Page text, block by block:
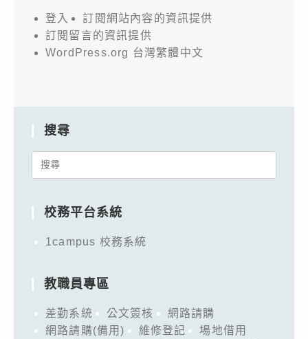
登入
訂閱網站內容的資訊提供
訂閱留言的資訊提供
WordPress.org 台灣繁體中文
搜尋
Search
校務平台系統
1campus 校務系統
教職員專區
差勤系統 公文簽核
網路請購
網路請購(備用)
維修登記
場地借用